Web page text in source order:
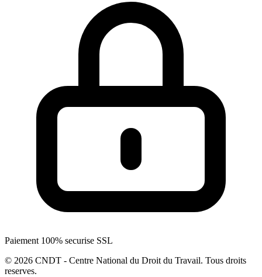
Paiement 100% securise SSL
© 2026 CNDT - Centre National du Droit du Travail. Tous droits
reserves.